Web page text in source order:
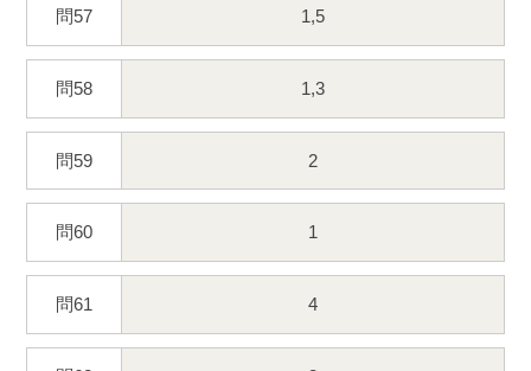
問57 1,5
問58 1,3
問59 2
問60 1
問61 4